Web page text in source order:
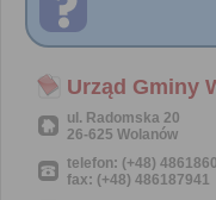
Urząd Gminy
ul. Radomska 20
26-625 Wolanów
telefon: (+48)
fax: (+48) 486187941